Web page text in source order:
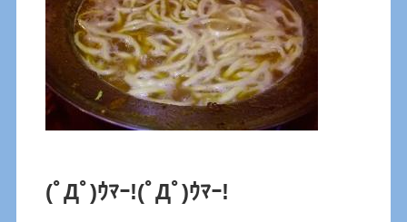
(ﾟДﾟ)ｳﾏｰ!(ﾟДﾟ)ｳﾏｰ!